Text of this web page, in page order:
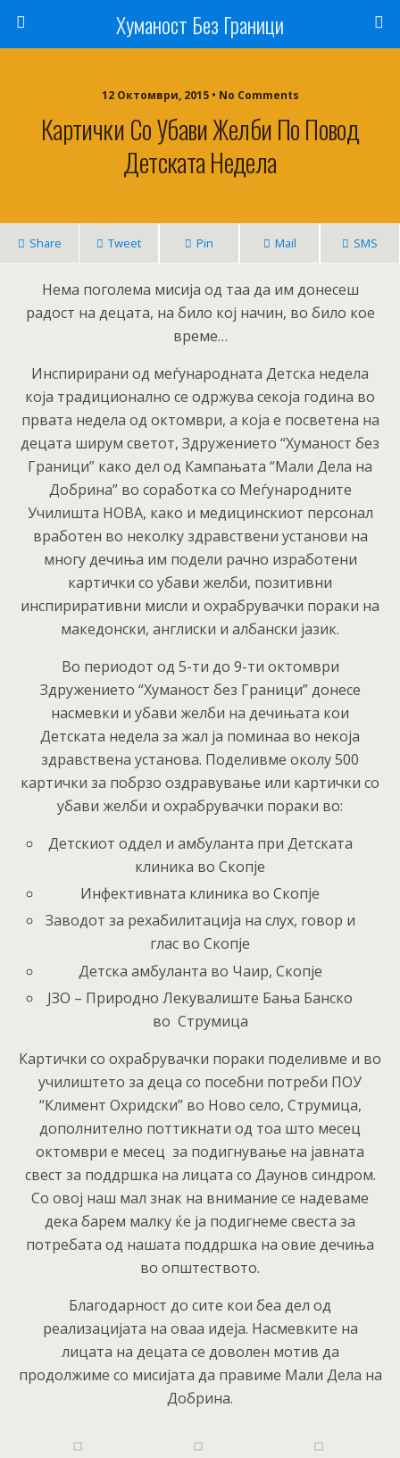
Хуманост Без Граници
12 Октомври, 2015 • No Comments
Картички Со Убави Желби По Повод
Детската Недела
Share Tweet Pin Mail SMS
Нема поголема мисија од таа да им донесеш
радост на децата, на било кој начин, во било кое
време…
Инспирирани од меѓународната Детска недела
која традиционално се одржува секоја година во
првата недела од октомври, а која е посветена на
децата ширум светот, Здружението “Хуманост без
Граници” како дел од Кампањата “Мали Дела на
Добрина” во соработка со Меѓународните
Училишта НОВА, како и медицинскиот персонал
вработен во неколку здравствени установи на
многу дечиња им подели рачно изработени
картички со убави желби, позитивни
инспириративни мисли и охрабрувачки пораки на
македонски, англиски и албански јазик.
Во периодот од 5-ти до 9-ти октомври
Здружението “Хуманост без Граници” донесе
насмевки и убави желби на дечињата кои
Детската недела за жал ја поминаа во некоја
здравствена установа. Поделивме околу 500
картички за побрзо оздравување или картички со
убави желби и охрабрувачки пораки во:
Детскиот оддел и амбуланта при Детската
клиника во Скопје
Инфективната клиника во Скопје
Заводот за рехабилитација на слух, говор и
глас во Скопје
Детска амбуланта во Чаир, Скопје
ЈЗО – Природно Лекувалиште Бања Банско
во Струмица
Картички со охрабрувачки пораки поделивме и во
училиштето за деца со посебни потреби ПОУ
“Климент Охридски” во Ново село, Струмица,
дополнително поттикнати од тоа што месец
октомври е месец за подигнување на јавната
свест за поддршка на лицата со Даунов синдром.
Со овој наш мал знак на внимание се надеваме
дека барем малку ќе ја подигнеме свеста за
потребата од нашата поддршка на овие дечиња
во општеството.
Благодарност до сите кои беа дел од
реализацијата на оваа идеја. Насмевките на
лицата на децата се доволен мотив да
продолжиме со мисијата да правиме Мали Дела на
Добрина.